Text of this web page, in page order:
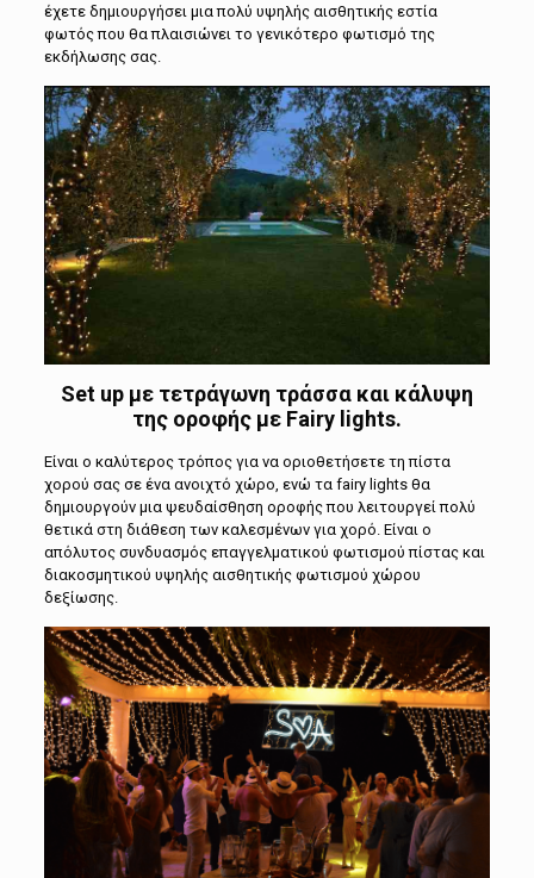
έχετε δημιουργήσει μια πολύ υψηλής αισθητικής εστία
φωτός που θα πλαισιώνει το γενικότερο φωτισμό της
εκδήλωσης σας.
Set up με τετράγωνη τράσσα και κάλυψη
της οροφής με Fairy lights.
Είναι ο καλύτερος τρόπος για να οριοθετήσετε τη πίστα
χορού σας σε ένα ανοιχτό χώρο, ενώ τα fairy lights θα
δημιουργούν μια ψευδαίσθηση οροφής που λειτουργεί πολύ
θετικά στη διάθεση των καλεσμένων για χορό. Είναι ο
απόλυτος συνδυασμός επαγγελματικού φωτισμού πίστας και
διακοσμητικού υψηλής αισθητικής φωτισμού χώρου
δεξίωσης.